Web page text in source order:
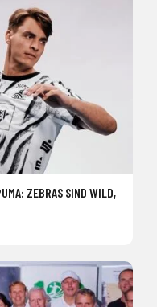
ZEBRAS SIND WILD,